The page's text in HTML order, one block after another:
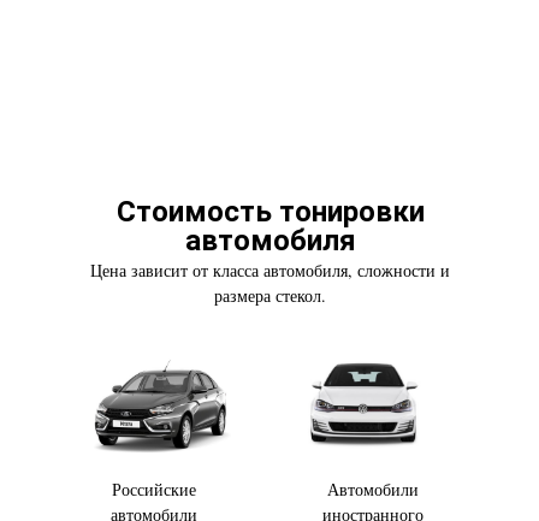
Стоимость тонировки
автомобиля
Цена зависит от класса автомобиля, сложности и
размера стекол.
Российские
автомобили
Автомобили
иностранного